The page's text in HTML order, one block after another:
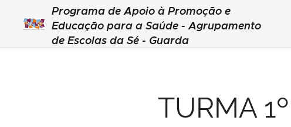
Programa de Apoio à Promoção e
Educação para a Saúde - Agrupamento
de Escolas da Sé - Guarda
TURMA